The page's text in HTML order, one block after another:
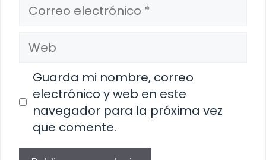
electrónico
Web
Guarda mi nombre, correo
electrónico y web en este
navegador para la próxima vez
que comente.